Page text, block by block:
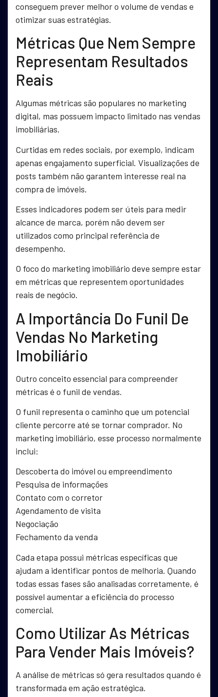
conseguem prever melhor o volume de vendas e
otimizar suas estratégias.
Métricas Que Nem Sempre
Representam Resultados
Reais
Algumas métricas são populares no marketing
digital, mas possuem impacto limitado nas vendas
imobiliárias.
Curtidas em redes sociais, por exemplo, indicam
apenas engajamento superficial. Visualizações de
posts também não garantem interesse real na
compra de imóveis.
Esses indicadores podem ser úteis para medir
alcance de marca, porém não devem ser
utilizados como principal referência de
desempenho.
O foco do marketing imobiliário deve sempre estar
em métricas que representem oportunidades
reais de negócio.
A Importância Do Funil De
Vendas No Marketing
Imobiliário
Outro conceito essencial para compreender
métricas é o funil de vendas.
O funil representa o caminho que um potencial
cliente percorre até se tornar comprador. No
marketing imobiliário, esse processo normalmente
inclui:
Descoberta do imóvel ou empreendimento
Pesquisa de informações
Contato com o corretor
Agendamento de visita
Negociação
Fechamento da venda
Cada etapa possui métricas específicas que
ajudam a identificar pontos de melhoria. Quando
todas essas fases são analisadas corretamente, é
possível aumentar a eficiência do processo
comercial.
Como Utilizar As Métricas
Para Vender Mais Imóveis?
A análise de métricas só gera resultados quando é
transformada em ação estratégica.